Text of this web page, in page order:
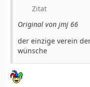
Zitat
Original von jmj 66
der einzige verein
wünsche